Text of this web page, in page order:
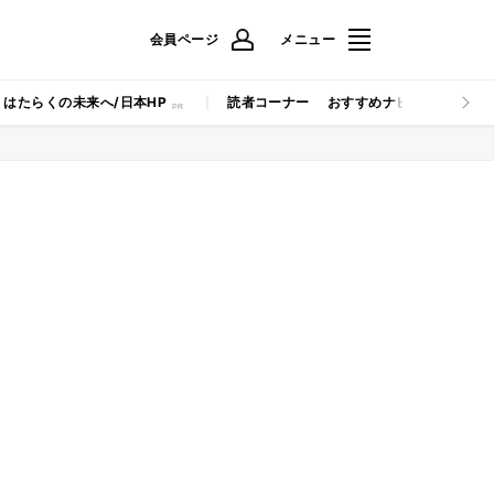
会員ページ メニュー
はたらくの未来へ/日本HP 読者コーナー おすすめナビ マイナビ